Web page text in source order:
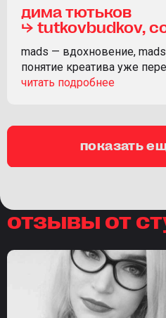
дима тютьков
⮡ tutkovbudkov,
mads — вдохновение,
понятие креатива уже
показать
отзывы от